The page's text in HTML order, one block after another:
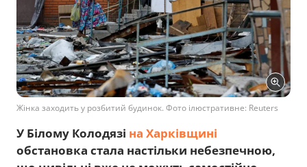
Жінка заходить у розбитий будинок. Фото ілюстративне: Reuters
У Білому Колодязі на Харківщині
обстановка стала настільки небезпечною,